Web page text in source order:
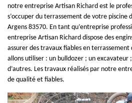
notre entreprise Artisan Richard est le
s’occuper du terrassement de votre piscine
Argens 83570. En tant qu’entreprise
entreprise Artisan Richard dispose des
assurer des travaux fiables en terrassement
allons utiliser : un bulldozer ; un
d’autres. Les travaux réalisés par notre
de qualité et fiables.